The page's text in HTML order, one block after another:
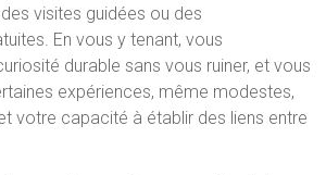
visites guidées ou des
En vous y tenant, vous
durable sans vous ruiner, et vous
expériences, même modestes,
votre capacité à établir des liens entre